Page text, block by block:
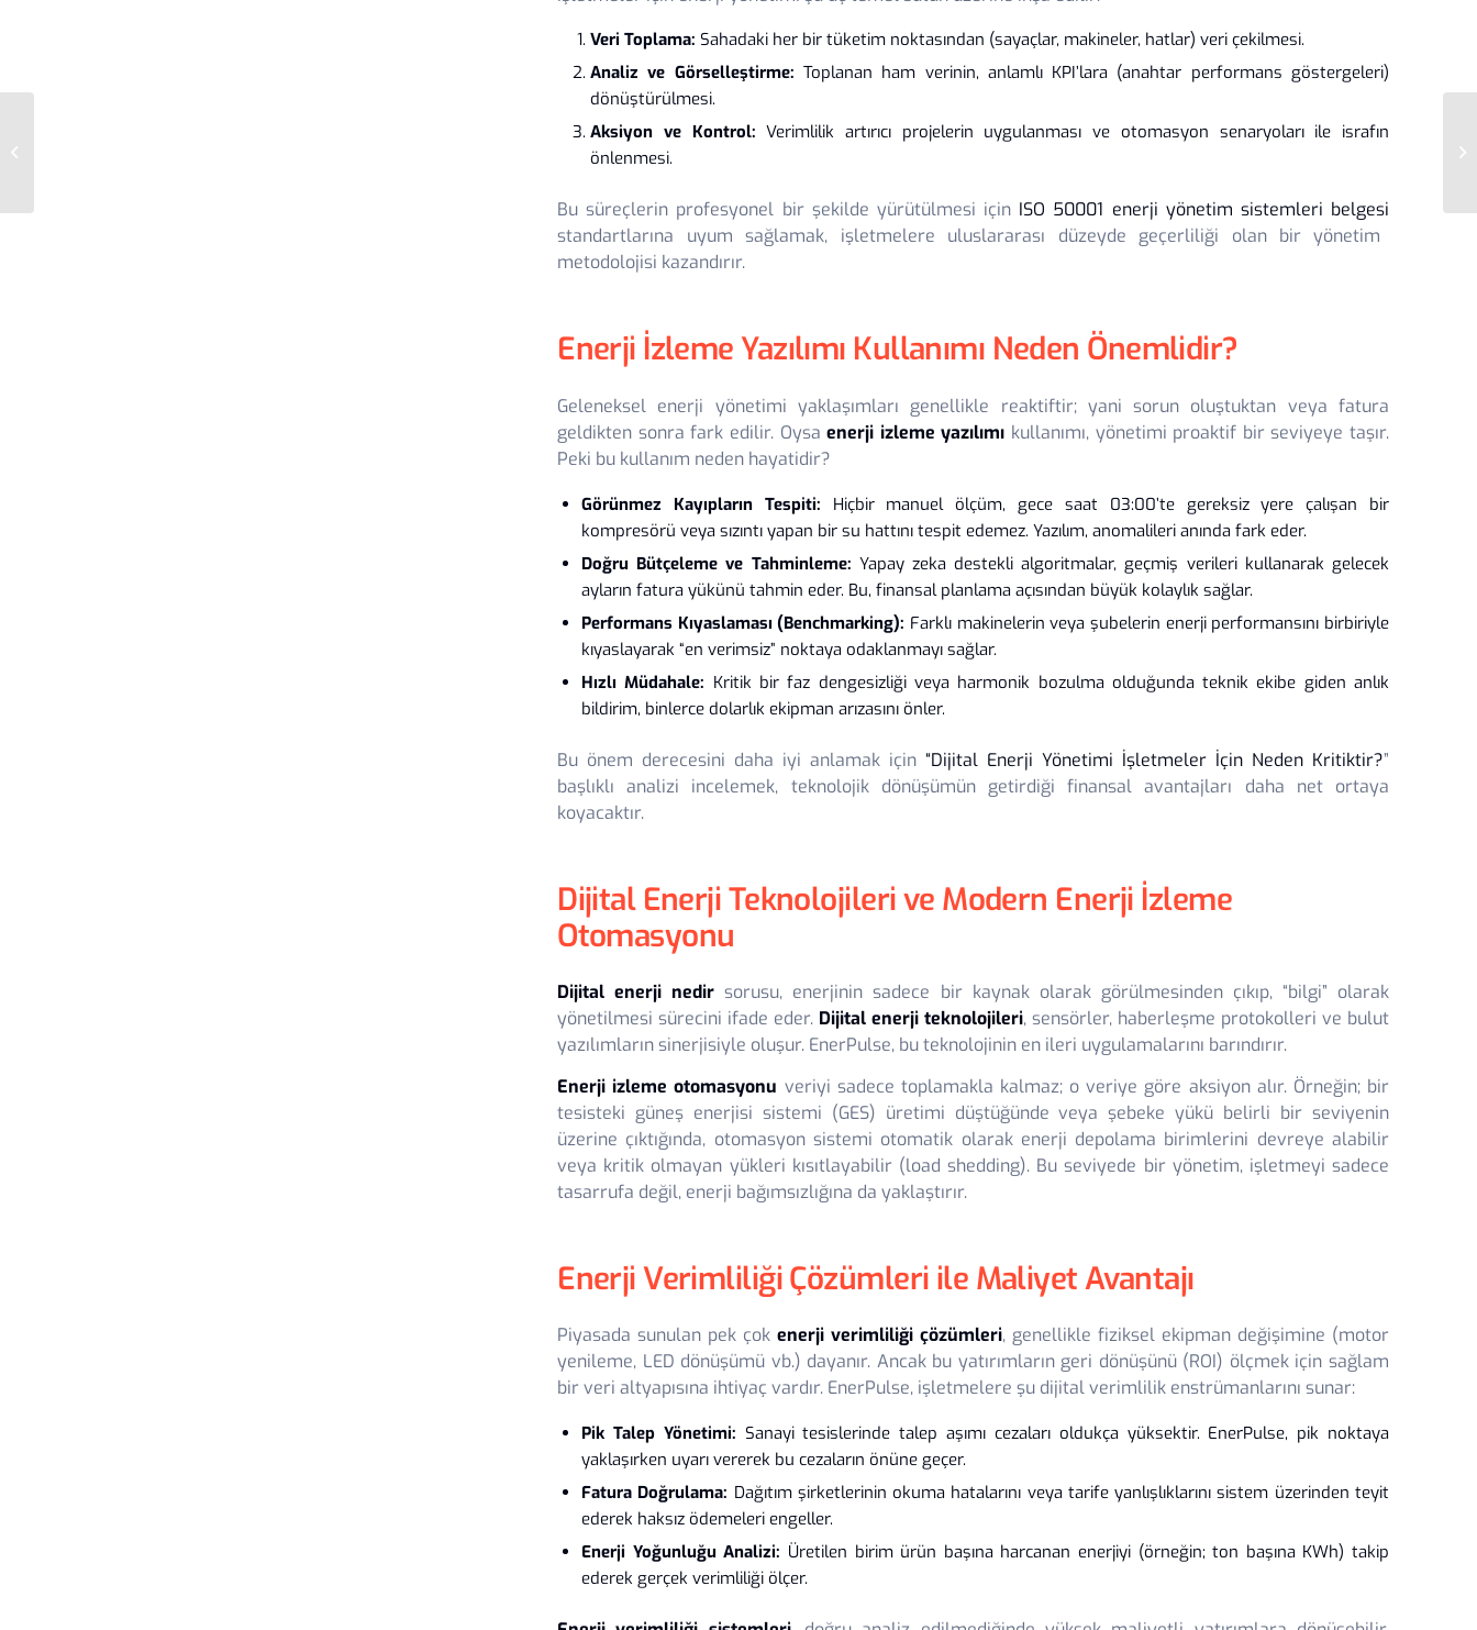
Veri Toplama: Sahadaki her bir tüketim noktasından (sayaçlar, makineler, hatlar) veri çekilmesi.
Analiz ve Görselleştirme: Toplanan ham verinin, anlamlı KPI’lara (anahtar performans göstergeleri)
dönüştürülmesi.
Aksiyon ve Kontrol: Verimlilik artırıcı projelerin uygulanması ve otomasyon senaryoları ile israfın
önlenmesi.
Bu süreçlerin profesyonel bir şekilde yürütülmesi için ISO 50001 enerji yönetim sistemleri belgesi
standartlarına uyum sağlamak, işletmelere uluslararası düzeyde geçerliliği olan bir yönetim
metodolojisi kazandırır.
Enerji İzleme Yazılımı Kullanımı Neden Önemlidir?
Geleneksel enerji yönetimi yaklaşımları genellikle reaktiftir; yani sorun oluştuktan veya fatura
geldikten sonra fark edilir. Oysaenerji izleme yazılımı kullanımı, yönetimi proaktif bir seviyeye taşır.
Peki bu kullanım neden hayatidir?
Görünmez Kayıpların Tespiti: Hiçbir manuel ölçüm, gece saat 03:00’te gereksiz yere çalışan bir
kompresörü veya sızıntı yapan bir su hattını tespit edemez. Yazılım, anomalileri anında fark eder.
Doğru Bütçeleme ve Tahminleme: Yapay zeka destekli algoritmalar, geçmiş verileri kullanarak gelecek
ayların fatura yükünü tahmin eder. Bu, finansal planlama açısından büyük kolaylık sağlar.
Performans Kıyaslaması (Benchmarking): Farklı makinelerin veya şubelerin enerji performansını birbiriyle
kıyaslayarak “en verimsiz” noktaya odaklanmayı sağlar.
Hızlı Müdahale: Kritik bir faz dengesizliği veya harmonik bozulma olduğunda teknik ekibe giden anlık
bildirim, binlerce dolarlık ekipman arızasını önler.
Bu önem derecesini daha iyi anlamak için “Dijital Enerji Yönetimi İşletmeler İçin Neden Kritiktir?”
başlıklı analizi incelemek, teknolojik dönüşümün getirdiği finansal avantajları daha net ortaya
koyacaktır.
Dijital Enerji Teknolojileri ve Modern Enerji İzleme
Otomasyonu
Dijital enerji nedir sorusu, enerjinin sadece bir kaynak olarak görülmesinden çıkıp, “bilgi” olarak
yönetilmesi sürecini ifade eder. Dijital enerji teknolojileri, sensörler, haberleşme protokolleri ve bulut
yazılımların sinerjisiyle oluşur. EnerPulse, bu teknolojinin en ileri uygulamalarını barındırır.
Enerji izleme otomasyonu veriyi sadece toplamakla kalmaz; o veriye göre aksiyon alır. Örneğin; bir
tesisteki güneş enerjisi sistemi (GES) üretimi düştüğünde veya şebeke yükü belirli bir seviyenin
üzerine çıktığında, otomasyon sistemi otomatik olarak enerji depolama birimlerini devreye alabilir
veya kritik olmayan yükleri kısıtlayabilir (load shedding). Bu seviyede bir yönetim, işletmeyi sadece
tasarrufa değil, enerji bağımsızlığına da yaklaştırır.
Enerji Verimliliği Çözümleri ile Maliyet Avantajı
Piyasada sunulan pek çokenerji verimliliği çözümleri, genellikle fiziksel ekipman değişimine (motor
yenileme, LED dönüşümü vb.) dayanır. Ancak bu yatırımların geri dönüşünü (ROI) ölçmek için sağlam
bir veri altyapısına ihtiyaç vardır. EnerPulse, işletmelere şu dijital verimlilik enstrümanlarını sunar:
Pik Talep Yönetimi: Sanayi tesislerinde talep aşımı cezaları oldukça yüksektir. EnerPulse, pik noktaya
yaklaşırken uyarı vererek bu cezaların önüne geçer.
Fatura Doğrulama: Dağıtım şirketlerinin okuma hatalarını veya tarife yanlışlıklarını sistem üzerinden teyit
ederek haksız ödemeleri engeller.
Enerji Yoğunluğu Analizi: Üretilen birim ürün başına harcanan enerjiyi (örneğin; ton başına KWh) takip
ederek gerçek verimliliği ölçer.